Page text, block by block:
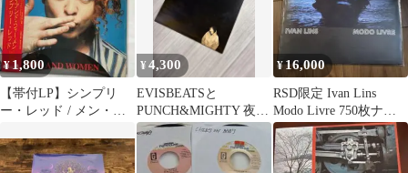
¥1,800
⁠【帯付LP】シンプリ
ー・レッド / メン・ア
ログレコード
¥4,300
EVISBEATSと
PUNCH&MIGHTY 夜風
に吹かれて レコード
¥16,000
RSD限定 Ivan Lins
Modo Livre 750枚ナン
バリング